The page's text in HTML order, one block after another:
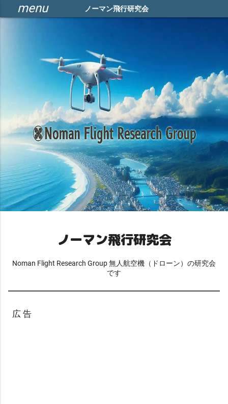
ノーマン飛行研究会
menu
ノーマン飛行研究会
Noman Flight Research Group 無人航空機（ドローン）の研究会
です
広 告